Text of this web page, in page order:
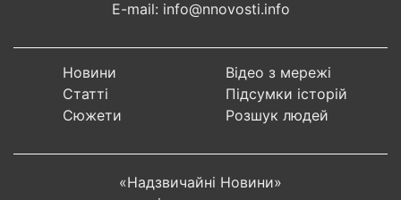
E-mail: info@nnovosti.info
Новини
Статті
Сюжети
Відео з мережі
Підсумки історій
Розшук людей
«Надзвичайні Новини»